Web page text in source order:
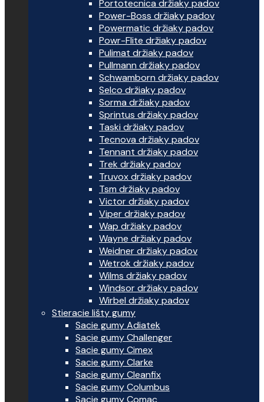
Portotecnica držiaky padov
Power-Boss držiaky padov
Powermatic držiaky padov
Powr-Flite držiaky padov
Pulimat držiaky padov
Pullmann držiaky padov
Schwamborn držiaky padov
Selco držiaky padov
Sorma držiaky padov
Sprintus držiaky padov
Taski držiaky padov
Tecnova držiaky padov
Tennant držiaky padov
Trek držiaky padov
Truvox držiaky padov
Tsm držiaky padov
Victor držiaky padov
Viper držiaky padov
Wap držiaky padov
Wayne držiaky padov
Weidner držiaky padov
Wetrok držiaky padov
Wilms držiaky padov
Windsor držiaky padov
Wirbel držiaky padov
Stieracie lišty gumy
Sacie gumy Adiatek
Sacie gumy Challenger
Sacie gumy Cimex
Sacie gumy Clarke
Sacie gumy Cleanfix
Sacie gumy Columbus
Sacie gumy Comac